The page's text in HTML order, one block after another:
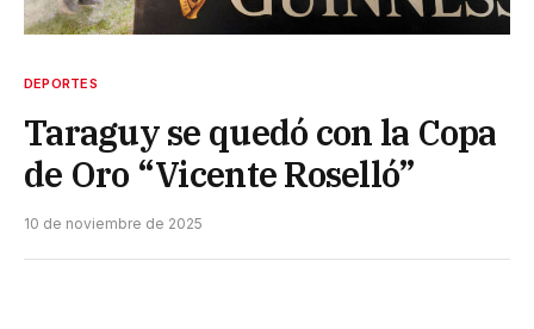
DEPORTES
Taraguy se quedó con la Copa
de Oro “Vicente Roselló”
10 de noviembre de 2025